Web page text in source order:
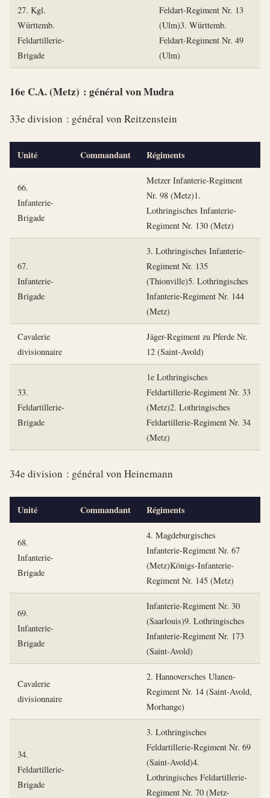
27. Kgl.
Württemb.
Feldartillerie-
Brigade
Feldart-Regiment Nr. 13
(Ulm)3. Württemb.
Feldart-Regiment Nr. 49
(Ulm)
16e C.A. (Metz) : général von Mudra
33e division : général von Reitzenstein
Unité Commandant Régiments
66.
Infanterie-
Brigade
Metzer Infanterie-Regiment
Nr. 98 (Metz)1.
Lothringisches Infanterie-
Regiment Nr. 130 (Metz)
67.
Infanterie-
Brigade
3. Lothringisches Infanterie-
Regiment Nr. 135
(Thionville)5. Lothringisches
Infanterie-Regiment Nr. 144
(Metz)
Cavalerie
divisionnaire
Jäger-Regiment zu Pferde Nr.
12 (Saint-Avold)
33.
Feldartillerie-
Brigade
1e Lothringisches
Feldartillerie-Regiment Nr. 33
(Metz)2. Lothringisches
Feldartillerie-Regiment Nr. 34
(Metz)
34e division : général von Heinemann
Unité Commandant Régiments
68.
Infanterie-
Brigade
4. Magdeburgisches
Infanterie-Regiment Nr. 67
(Metz)Königs-Infanterie-
Regiment Nr. 145 (Metz)
69.
Infanterie-
Brigade
Infanterie-Regiment Nr. 30
(Saarlouis)9. Lothringisches
Infanterie-Regiment Nr. 173
(Saint-Avold)
Cavalerie
divisionnaire
2. Hannoversches Ulanen-
Regiment Nr. 14 (Saint-Avold,
Morhange)
34.
Feldartillerie-
Brigade
3. Lothringisches
Feldartillerie-Regiment Nr. 69
(Saint-Avold)4.
Lothringisches Feldartillerie-
Regiment Nr. 70 (Metz-